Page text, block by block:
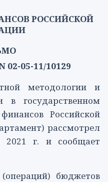
РОССИЙСКОЙ
02-05-11/10129
методологии и
в государственном
Российской
рассмотрел
2021 г. и сообщает
бюджетов